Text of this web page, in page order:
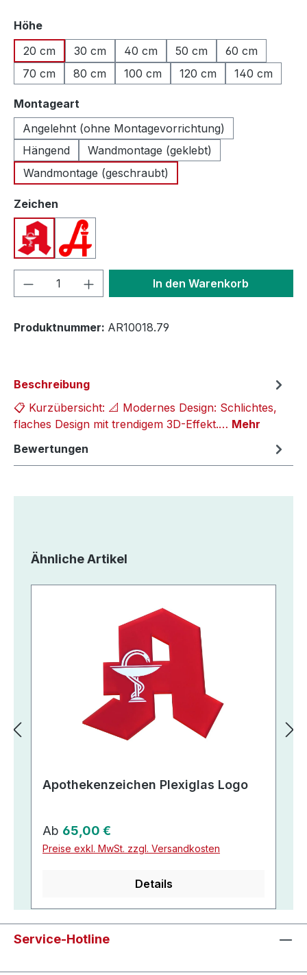
Höheauswählen
20 cm
30 cm 40 cm 50 cm
60 cm
70 cm
80 cm 100 cm 120 cm 140 cm
Montageart
Angelehnt (ohne Montagevorrichtung)
Hängend
Wandmontage (geklebt)
Wandmontage (geschraubt)
Zeichen
Apotheken A (Deutschland)
Apotheken A (Österreich)
Produkt Anzahl: Gib denIn den Warenkorb
Produktnummer: AR10018.79
Beschreibung
📋 Kurzübersicht: 📐 Modernes Design: Schlichtes,
flaches Design mit trendigem 3D-Effekt.… Mehr
Bewertungen
Produktgalerie überspringen
Ähnliche Artikel
Apothekenzeichen Plexiglas Logo
Regulärer Preis:
Ab 65,00 €
Preise exkl. MwSt. zzgl. Versandkosten
Details
Service-Hotline